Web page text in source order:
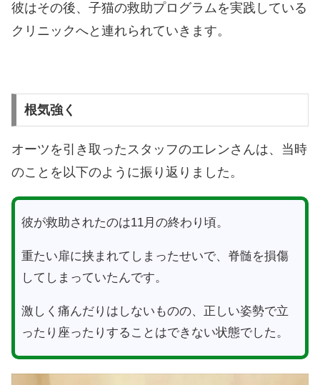
彼はその後、子猫の救助プログラムを実践している
クリニックへと連れられていきます。
根気強く
オーツを引き取ったスタッフのエレンさんは、当時
のことを以下のように振り返りました。
彼が救助されたのは11月の終わり頃。
重たい扉に挟まれてしまったせいで、脊髄を損傷
してしまっていたんです。
激しく痛んだりはしないものの、正しい姿勢で立
ったり座ったりすることはできない状態でした。